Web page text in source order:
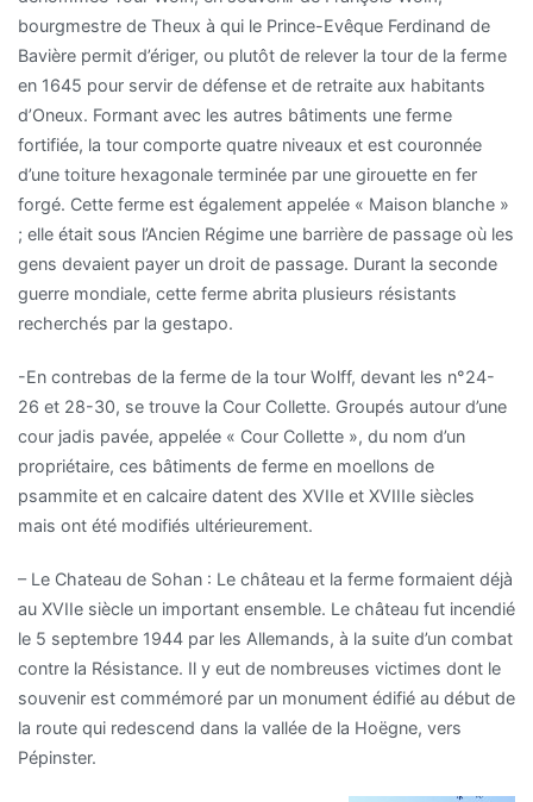
bourgmestre de Theux à qui le Prince-Evêque Ferdinand de
Bavière permit d’ériger, ou plutôt de relever la tour de la ferme
en 1645 pour servir de défense et de retraite aux habitants
d’Oneux. Formant avec les autres bâtiments une ferme
fortifiée, la tour comporte quatre niveaux et est couronnée
d’une toiture hexagonale terminée par une girouette en fer
forgé. Cette ferme est également appelée « Maison blanche »
; elle était sous l’Ancien Régime une barrière de passage où les
gens devaient payer un droit de passage. Durant la seconde
guerre mondiale, cette ferme abrita plusieurs résistants
recherchés par la gestapo.
-En contrebas de la ferme de la tour Wolff, devant les n°24-
26 et 28-30, se trouve la Cour Collette. Groupés autour d’une
cour jadis pavée, appelée « Cour Collette », du nom d’un
propriétaire, ces bâtiments de ferme en moellons de
psammite et en calcaire datent des XVIIe et XVIIIe siècles
mais ont été modifiés ultérieurement.
– Le Chateau de Sohan : Le château et la ferme formaient déjà
au XVIIe siècle un important ensemble. Le château fut incendié
le 5 septembre 1944 par les Allemands, à la suite d’un combat
contre la Résistance. Il y eut de nombreuses victimes dont le
souvenir est commémoré par un monument édifié au début de
la route qui redescend dans la vallée de la Hoëgne, vers
Pépinster.